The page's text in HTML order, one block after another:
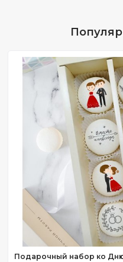
Подарочный набор ко